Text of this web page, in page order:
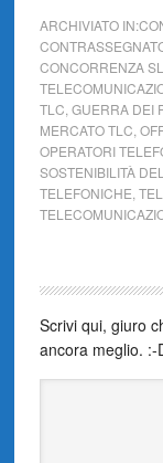
ARCHIVIATO IN:
CONCORRENZA
TLC GUERRA DEI
MERCATO TLC
OPERATORI
SOSTENIBILITÀ
TELEFONICHE
Scrivi qui, giuro
ancora meglio. :-